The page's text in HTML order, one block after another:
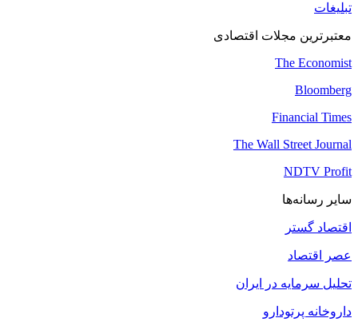
تبلیغات
معتبرترین مجلات اقتصادی
The Economist
Bloomberg
Financial Times
The Wall Street Journal
NDTV Profit
سایر رسانه‌ها
اقتصاد گستر
عصر اقتصاد
تحلیل سرمایه در ایران
داروخانه پرتودارو